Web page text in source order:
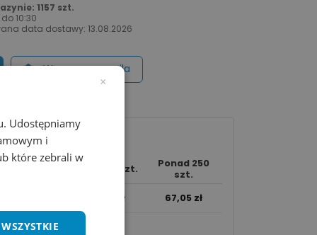
1157 szt.
do 10:30
data dostawy: 13.08.2026
Wycena na maila
50 - 249 szt.
Ponad 250
szt.
zł 67,05 zł
×
Udostępniamy
i
które zebrali w